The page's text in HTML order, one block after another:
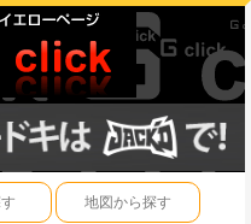
地図から探す